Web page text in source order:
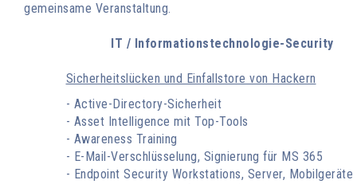
gemeinsame Veranstaltung.
IT / Informationstechnologie-Security
Sicherheitslücken und Einfallstore von Hackern
- Active-Directory-Sicherheit
- Asset Intelligence mit Top-Tools
- Awareness Training
- E-Mail-Verschlüsselung, Signierung für MS 365
- Endpoint Security Workstations, Server, Mobilgeräte